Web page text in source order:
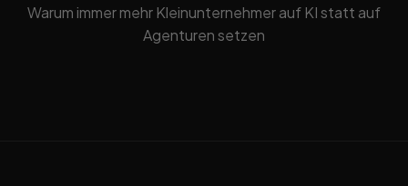
Warum immer mehr Kleinunternehmer auf KI statt auf
Agenturen setzen